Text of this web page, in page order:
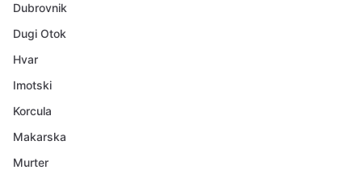
Dubrovnik
Dugi Otok
Hvar
Imotski
Korcula
Makarska
Murter